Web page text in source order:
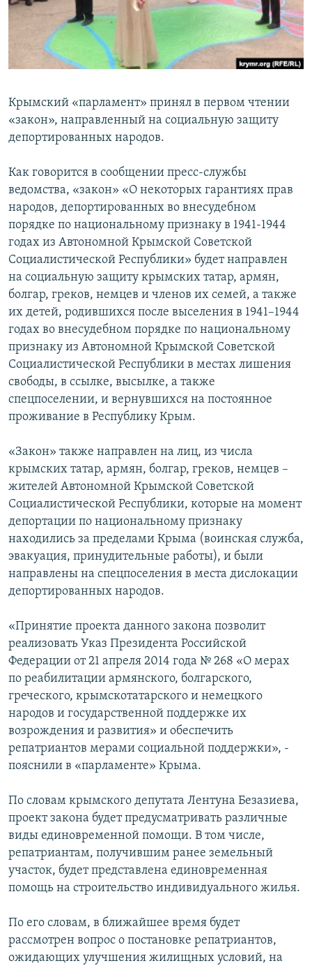
ПОБЕДИТЕЛЕЙ НЕ СУДЯТ?
КРЫМ.НЕПОКОРЕННЫЙ
ПРИСОЕДИНЯЙТЕСЬ!
Все сайты RFE/RL
Крымский «парламент» принял в первом чтении
«закон», направленный на социальную защиту
депортированных народов.
Как говорится в сообщении пресс-службы
ведомства, «закон» «О некоторых гарантиях прав
народов, депортированных во внесудебном
порядке по национальному признаку в 1941-1944
годах из Автономной Крымской Советской
Социалистической Республики» будет направлен
на социальную защиту крымских татар, армян,
болгар, греков, немцев и членов их семей, а также
их детей, родившихся после выселения в 1941–1944
годах во внесудебном порядке по национальному
признаку из Автономной Крымской Советской
Социалистической Республики в местах лишения
свободы, в ссылке, высылке, а также
спецпоселении, и вернувшихся на постоянное
проживание в Республику Крым.
«Закон» также направлен на лиц, из числа
крымских татар, армян, болгар, греков, немцев –
жителей Автономной Крымской Советской
Социалистической Республики, которые на момент
депортации по национальному признаку
находились за пределами Крыма (воинская служба,
эвакуация, принудительные работы), и были
направлены на спецпоселения в места дислокации
депортированных народов.
«Принятие проекта данного закона позволит
реализовать Указ Президента Российской
Федерации от 21 апреля 2014 года № 268 «О мерах
по реабилитации армянского, болгарского,
греческого, крымскотатарского и немецкого
народов и государственной поддержке их
возрождения и развития» и обеспечить
репатриантов мерами социальной поддержки», -
пояснили в «парламенте» Крыма.
По словам крымского депутата Лентуна Безазиева,
проект закона будет предусматривать различные
виды единовременной помощи. В том числе,
репатриантам, получившим ранее земельный
участок, будет представлена единовременная
помощь на строительство индивидуального жилья.
По его словам, в ближайшее время будет
рассмотрен вопрос о постановке репатриантов,
ожидающих улучшения жилищных условий, на